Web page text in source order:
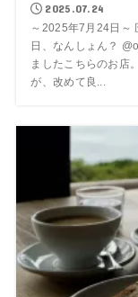
2025.07.24
～2025年7月24日～
日、なんしょん？
ましたこちらのお店
が、改めて良...